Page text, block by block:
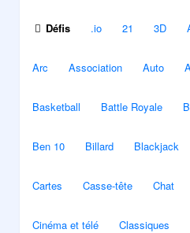
Défis .io 21 3D
Arc Association Auto
Basketball Battle Royale
Ben 10 Billard Blackjack
Cartes Casse-tête Chat
Cinéma et télé Classiques